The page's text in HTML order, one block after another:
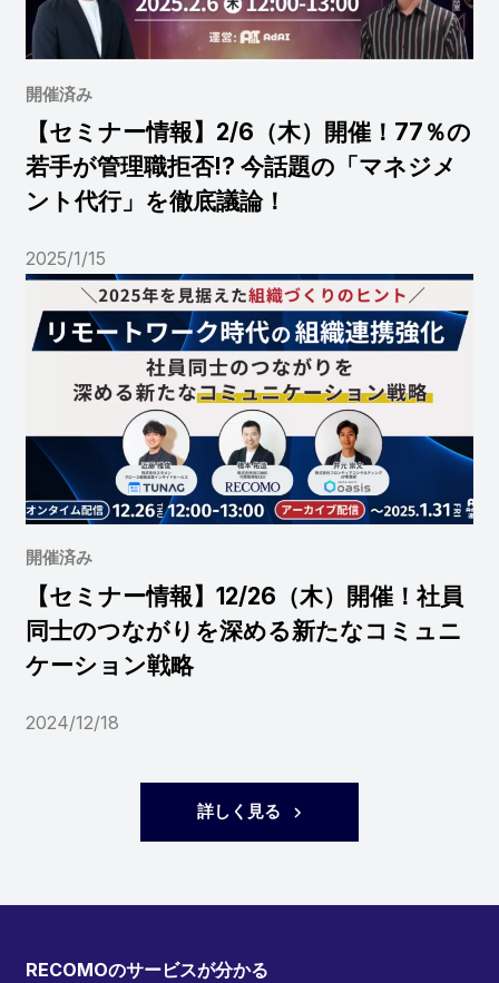
開催済み
【セミナー情報】2/6（木）開催！77％の
若手が管理職拒否!? 今話題の「マネジメ
ント代行」を徹底議論！
2025/1/15
開催済み
【セミナー情報】12/26（木）開催！社員
同士のつながりを深める新たなコミュニ
ケーション戦略
2024/12/18
詳しく見る
RECOMOのサービスが分かる